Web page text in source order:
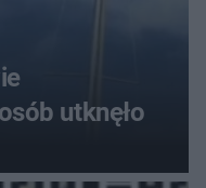
utknęło